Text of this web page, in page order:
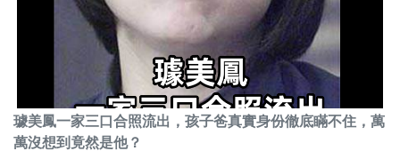
璩美鳳一家三口合照流出，孩子爸真實身份徹底瞞不住，萬
萬沒想到竟然是他？